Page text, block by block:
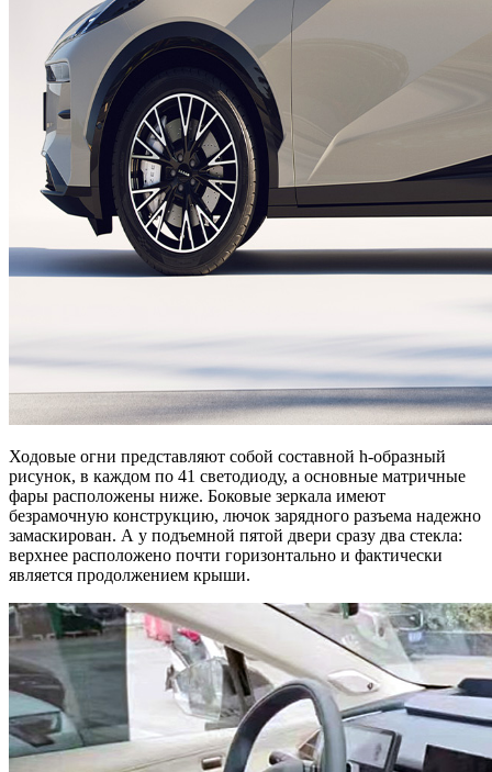
Ходовые огни представляют собой составной h-образный
рисунок, в каждом по 41 светодиоду, а основные матричные
фары расположены ниже. Боковые зеркала имеют
безрамочную конструкцию, лючок зарядного разъема надежно
замаскирован. А у подъемной пятой двери сразу два стекла:
верхнее расположено почти горизонтально и фактически
является продолжением крыши.